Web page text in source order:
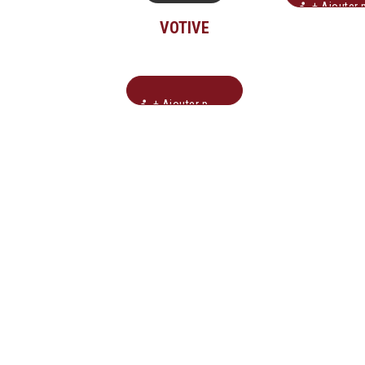
VOTIVE
+ Ajouter pour soumission
+ Ajouter pour